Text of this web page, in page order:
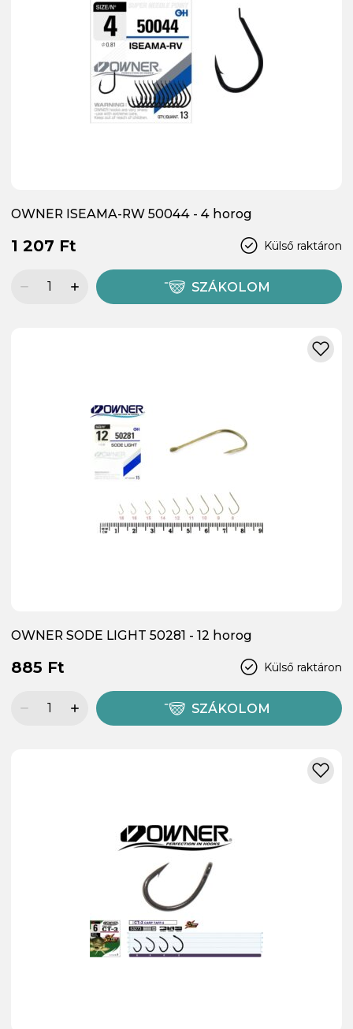
OWNER ISEAMA-RW 50044 - 4 horog
Külső raktáron
1 207 Ft
SZÁKOLOM
OWNER SODE LIGHT 50281 - 12 horog
Külső raktáron
885 Ft
SZÁKOLOM